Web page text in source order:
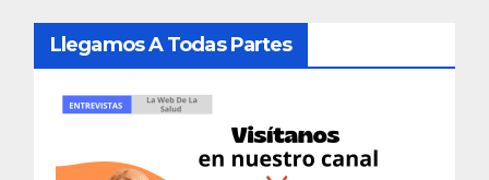
Llegamos A Todas Partes